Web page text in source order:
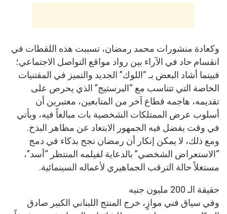
وكعادة منشورات محمد رمضان، تسببت هذه اللقطات في
انقسام حاد في الآراء بين رواد مواقع التواصل الاجتماعي؛
فبينما أشاد البعض بـ “اللوك” الجديد والتميز في المقتنيات
الخاصة التي تتناسب مع “البرستيج” الذي يحرص على
تقديمه، هاجمه قطاع آخر من المتابعين، معتبرين أن
أسلوب عرض الممتلكات الشخصية بات مبالغاً فيه، ويأتي
في وقت يفضل فيه الجمهور الابتعاد عن مظاهر البذخ.
ومع ذلك، لا يمكن إنكار أن رمضان نجح بذكاء في دمج
“الاستعراض الشخصي” بالدعاية لفيلمه المنتظر “أسد”،
مستغلاً حالة الترقب الجماهيري لأعماله السينمائية.
حقيقة الـ 200 مليون جنيه
وفي سياق فني موازٍ، خرج المنتج اللبناني الكبير صادق